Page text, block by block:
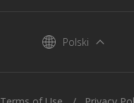
Polski